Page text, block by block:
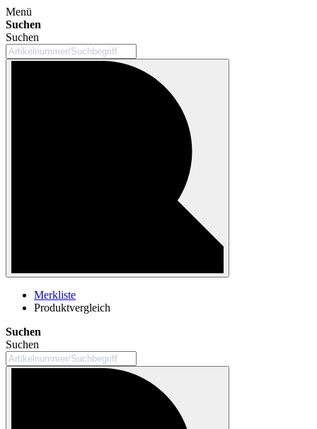
Menü
Suchen
Suchen
Merkliste
Produktvergleich
Suchen
Suchen